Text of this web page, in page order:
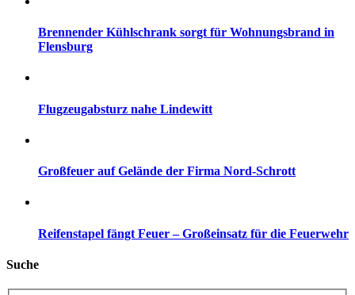
Brennender Kühlschrank sorgt für Wohnungsbrand in
Flensburg
Flugzeugabsturz nahe Lindewitt
Großfeuer auf Gelände der Firma Nord-Schrott
Reifenstapel fängt Feuer – Großeinsatz für die Feuerwehr
Suche